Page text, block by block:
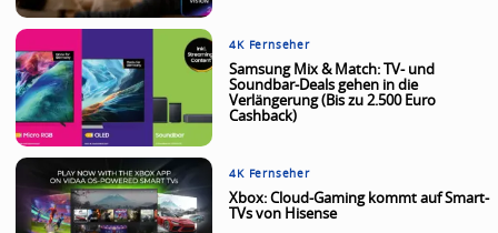
4K Fernseher
Samsung Mix & Match: TV- und
Soundbar-Deals gehen in die
Verlängerung (Bis zu 2.500 Euro
Cashback)
4K Fernseher
Xbox: Cloud-Gaming kommt auf Smart-
TVs von Hisense